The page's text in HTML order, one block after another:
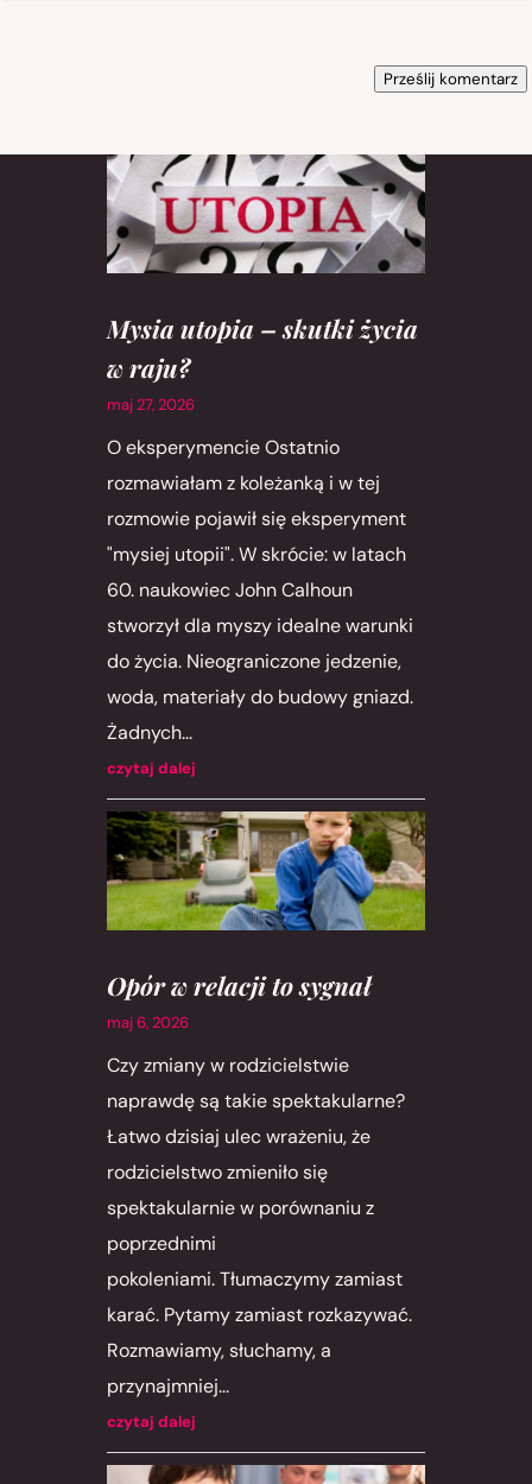
Prześlij komentarz
Mysia utopia – skutki życia
w raju?
maj 27, 2026
O eksperymencie Ostatnio
rozmawiałam z koleżanką i w tej
rozmowie pojawił się eksperyment
"mysiej utopii". W skrócie: w latach
60. naukowiec John Calhoun
stworzył dla myszy idealne warunki
do życia. Nieograniczone jedzenie,
woda, materiały do budowy gniazd.
Żadnych...
czytaj dalej
Opór w relacji to sygnał
maj 6, 2026
Czy zmiany w rodzicielstwie
naprawdę są takie spektakularne?
Łatwo dzisiaj ulec wrażeniu, że
rodzicielstwo zmieniło się
spektakularnie w porównaniu z
poprzednimi
pokoleniami. Tłumaczymy zamiast
karać. Pytamy zamiast rozkazywać.
Rozmawiamy, słuchamy, a
przynajmniej...
czytaj dalej